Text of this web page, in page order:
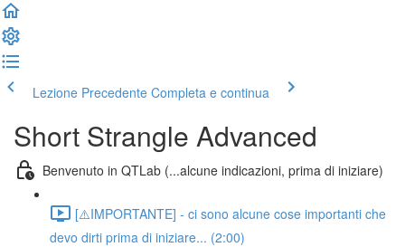
Lezione Precedente Completa e continua
Short Strangle Advanced
Benvenuto in QTLab (...alcune indicazioni, prima di iniziare)
[⚠️IMPORTANTE] - ci sono alcune cose importanti che
devo dirti prima di iniziare... (2:00)